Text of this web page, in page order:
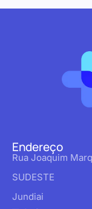
Endereço
Rua Joaquim
SUDESTE
Jundiai